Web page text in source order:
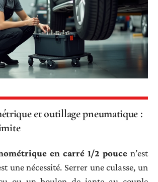
et outillage pneumatique :
en carré 1/2 pouce n’est
une nécessité. Serrer une culasse, un